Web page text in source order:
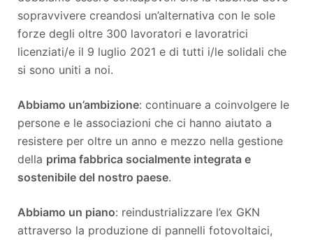
sopravvivere creandosi un’alternativa con le sole
forze degli oltre 300 lavoratori e lavoratrici
licenziati/e il 9 luglio 2021 e di tutti i/le solidali che
si sono uniti a noi.
Abbiamo un’ambizione: continuare a coinvolgere le
persone e le associazioni che ci hanno aiutato a
resistere per oltre un anno e mezzo nella gestione
della prima fabbrica socialmente integrata e
sostenibile del nostro paese.
Abbiamo un piano: reindustrializzare l’ex GKN
attraverso la produzione di pannelli fotovoltaici,